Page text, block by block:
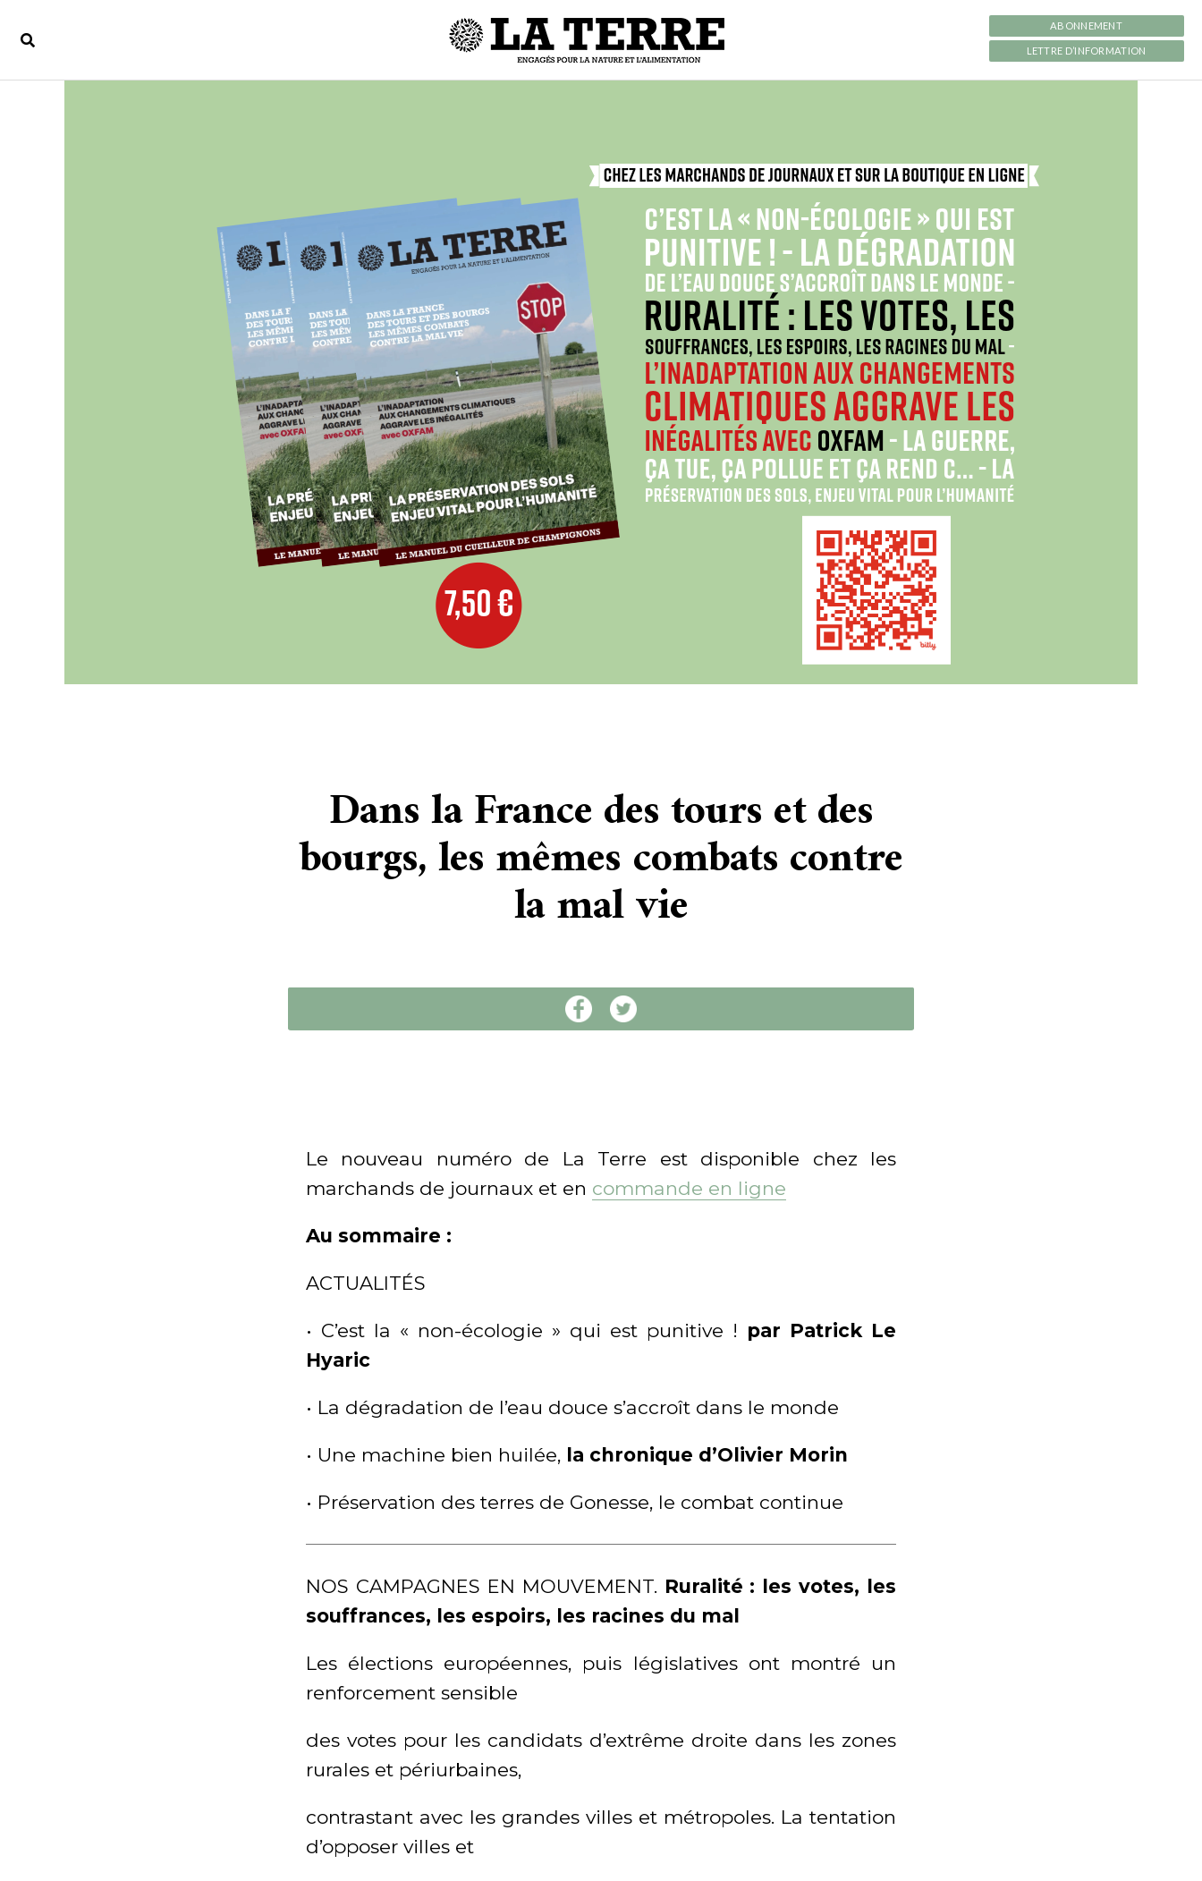
ABONNEMENT
LETTRE D’INFORMATION
Dans la France des tours et des
bourgs, les mêmes combats contre
la mal vie
Le nouveau numéro de La Terre est disponible chez les
marchands de journaux et en commande en ligne
Au sommaire :
ACTUALITÉS
• C’est la « non-écologie » qui est punitive ! par Patrick Le
Hyaric
• La dégradation de l’eau douce s’accroît dans le monde
• Une machine bien huilée, la chronique d’Olivier Morin
• Préservation des terres de Gonesse, le combat continue
NOS CAMPAGNES EN MOUVEMENT. Ruralité : les votes, les
souffrances, les espoirs, les racines du mal
Les élections européennes, puis législatives ont montré un
renforcement sensible
des votes pour les candidats d’extrême droite dans les zones
rurales et périurbaines,
contrastant avec les grandes villes et métropoles. La tentation
d’opposer villes et